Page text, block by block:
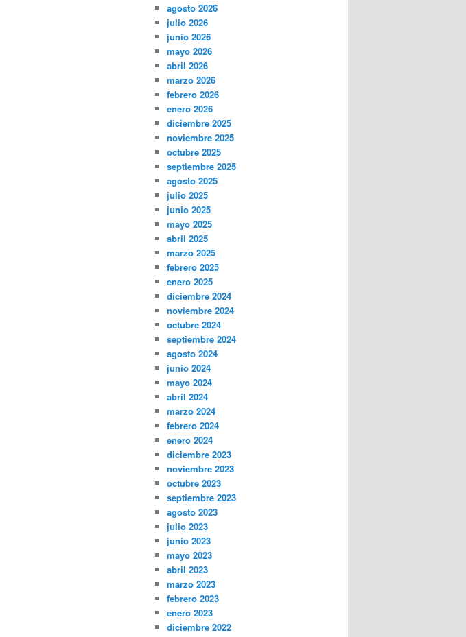
agosto 2026
julio 2026
junio 2026
mayo 2026
abril 2026
marzo 2026
febrero 2026
enero 2026
diciembre 2025
noviembre 2025
octubre 2025
septiembre 2025
agosto 2025
julio 2025
junio 2025
mayo 2025
abril 2025
marzo 2025
febrero 2025
enero 2025
diciembre 2024
noviembre 2024
octubre 2024
septiembre 2024
agosto 2024
junio 2024
mayo 2024
abril 2024
marzo 2024
febrero 2024
enero 2024
diciembre 2023
noviembre 2023
octubre 2023
septiembre 2023
agosto 2023
julio 2023
junio 2023
mayo 2023
abril 2023
marzo 2023
febrero 2023
enero 2023
diciembre 2022